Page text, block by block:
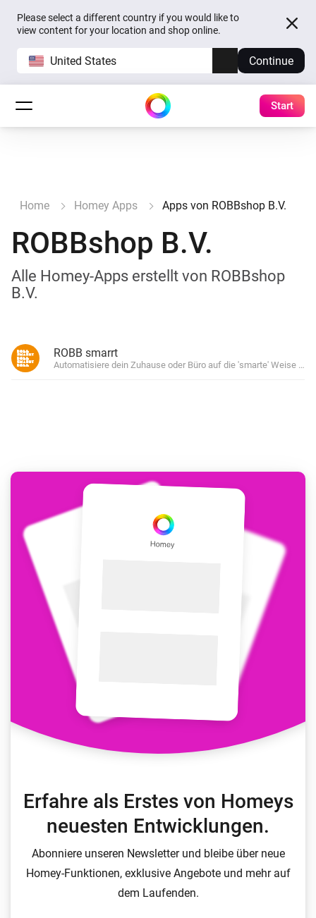
Please select a different country if you would like to
view content for your location and shop online.
United States Continue
Start
Home Homey Apps Apps von ROBBshop B.V.
ROBBshop B.V.
Alle Homey-Apps erstellt von ROBBshop
B.V.
ROBB smarrt
Automatisiere dein Zuhause oder Büro auf die 'smarte' Weise mit
Erfahre als Erstes von Homeys
neuesten Entwicklungen.
Abonniere unseren Newsletter und bleibe über neue
Homey-Funktionen, exklusive Angebote und mehr auf
dem Laufenden.